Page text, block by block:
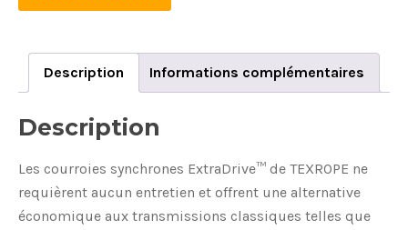
Description Informations complémentaires
Description
Les courroies synchrones ExtraDrive™ de TEXROPE ne
requièrent aucun entretien et offrent une alternative
économique aux transmissions classiques telles que